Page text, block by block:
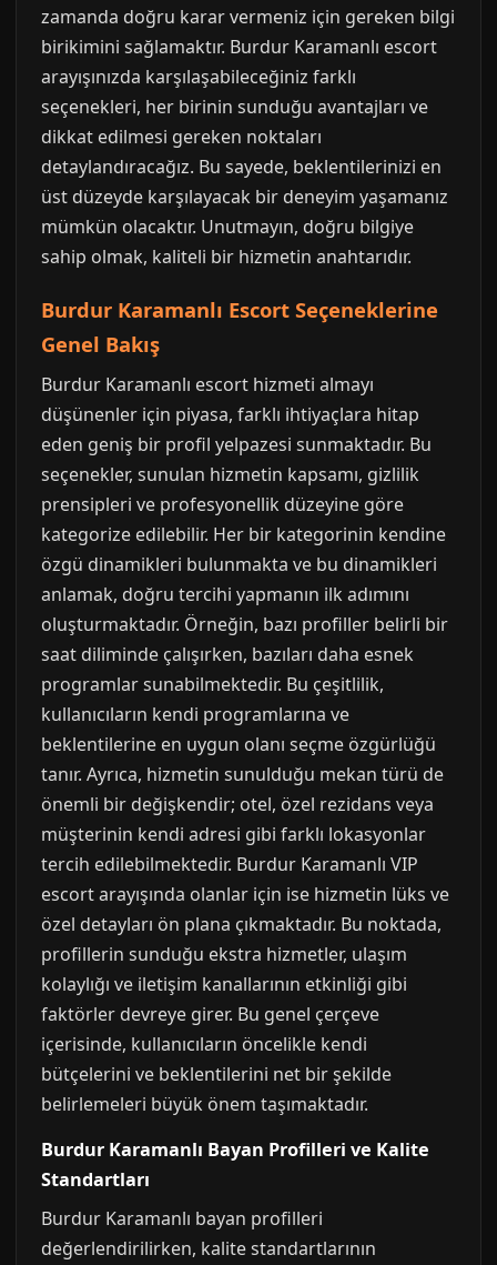
zamanda doğru karar vermeniz için gereken bilgi
birikimini sağlamaktır. Burdur Karamanlı escort
arayışınızda karşılaşabileceğiniz farklı
seçenekleri, her birinin sunduğu avantajları ve
dikkat edilmesi gereken noktaları
detaylandıracağız. Bu sayede, beklentilerinizi en
üst düzeyde karşılayacak bir deneyim yaşamanız
mümkün olacaktır. Unutmayın, doğru bilgiye
sahip olmak, kaliteli bir hizmetin anahtarıdır.
Burdur Karamanlı Escort Seçeneklerine
Genel Bakış
Burdur Karamanlı escort hizmeti almayı
düşünenler için piyasa, farklı ihtiyaçlara hitap
eden geniş bir profil yelpazesi sunmaktadır. Bu
seçenekler, sunulan hizmetin kapsamı, gizlilik
prensipleri ve profesyonellik düzeyine göre
kategorize edilebilir. Her bir kategorinin kendine
özgü dinamikleri bulunmakta ve bu dinamikleri
anlamak, doğru tercihi yapmanın ilk adımını
oluşturmaktadır. Örneğin, bazı profiller belirli bir
saat diliminde çalışırken, bazıları daha esnek
programlar sunabilmektedir. Bu çeşitlilik,
kullanıcıların kendi programlarına ve
beklentilerine en uygun olanı seçme özgürlüğü
tanır. Ayrıca, hizmetin sunulduğu mekan türü de
önemli bir değişkendir; otel, özel rezidans veya
müşterinin kendi adresi gibi farklı lokasyonlar
tercih edilebilmektedir. Burdur Karamanlı VIP
escort arayışında olanlar için ise hizmetin lüks ve
özel detayları ön plana çıkmaktadır. Bu noktada,
profillerin sunduğu ekstra hizmetler, ulaşım
kolaylığı ve iletişim kanallarının etkinliği gibi
faktörler devreye girer. Bu genel çerçeve
içerisinde, kullanıcıların öncelikle kendi
bütçelerini ve beklentilerini net bir şekilde
belirlemeleri büyük önem taşımaktadır.
Burdur Karamanlı Bayan Profilleri ve Kalite
Standartları
Burdur Karamanlı bayan profilleri
değerlendirilirken, kalite standartlarının